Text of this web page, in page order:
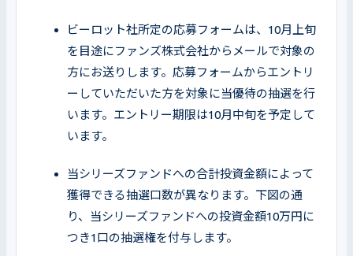
ビーロット社所定の応募フォームは、10月上旬
を目途にファンズ株式会社からメールで対象の
方にお送りします。応募フォームからエントリ
ーしていただいた方を対象に当優待の抽選を行
います。エントリー期限は10月中旬を予定して
います。
当シリーズファンドへの合計投資金額によって
獲得できる抽選口数が異なります。下図の通
り、当シリーズファンドへの投資金額10万円に
つき1口の抽選権を付与します。